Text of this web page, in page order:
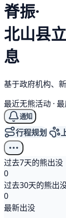
脊振·
北山县
息
基于政府机构、
最近无熊活动 ·
通知
行程规划
过去7天的熊出没
0
过去30天的熊出
0
最新出没